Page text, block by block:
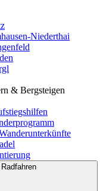
Niederthai
& Bergsteigen